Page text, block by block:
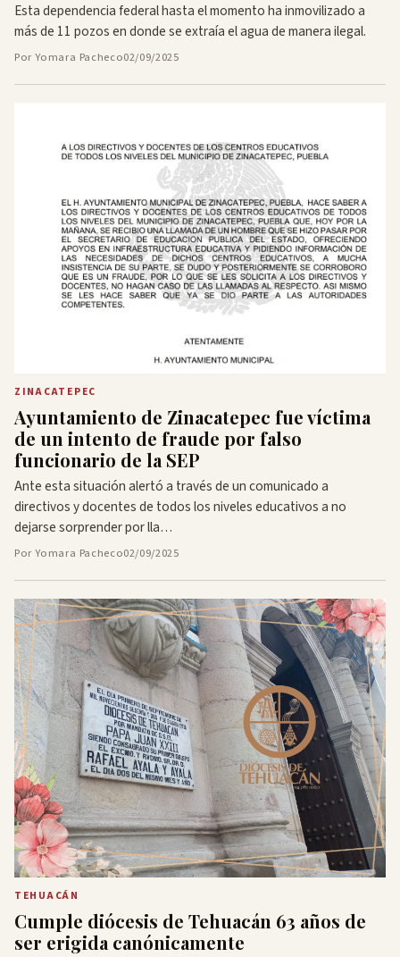
Esta dependencia federal hasta el momento ha inmovilizado a
más de 11 pozos en donde se extraía el agua de manera ilegal.
Por Yomara Pacheco02/09/2025
ZINACATEPEC
Ayuntamiento de Zinacatepec fue víctima
de un intento de fraude por falso
funcionario de la SEP
Ante esta situación alertó a través de un comunicado a
directivos y docentes de todos los niveles educativos a no
dejarse sorprender por lla…
Por Yomara Pacheco02/09/2025
TEHUACÁN
Cumple diócesis de Tehuacán 63 años de
ser erigida canónicamente